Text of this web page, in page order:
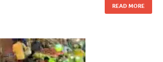
READ MORE